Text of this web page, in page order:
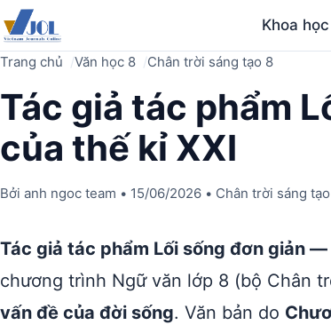
Khoa
Trang chủ Văn học 8 Chân trời sáng tạo 8
Tác giả tác phẩm
của thế kỉ XXI
Bởi anh ngoc team • 15/06/2026 • Chân trời sáng
Tác giả tác phẩm Lối sống đơn giản
chương trình Ngữ văn lớp 8 (bộ Chân
vấn đề của đời sống. Văn bản do